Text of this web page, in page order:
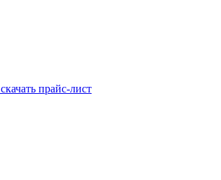
скачать прайс-лист